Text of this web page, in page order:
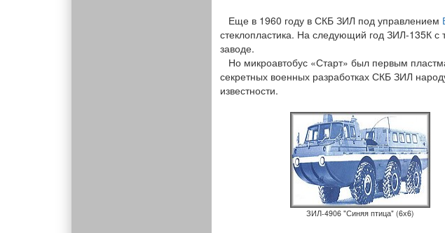
Еще в 1960 году в СКБ ЗИЛ под управлением
стеклопластика. На следующий год ЗИЛ-135К с
заводе.
Но микроавтобус «Старт» был первым
секретных военных разработках СКБ ЗИЛ
известности.
ЗИЛ-4906 "Синяя птица" (6х6)